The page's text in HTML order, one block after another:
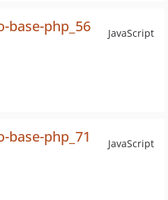
JavaScript
base-php_56
JavaScript
php_71